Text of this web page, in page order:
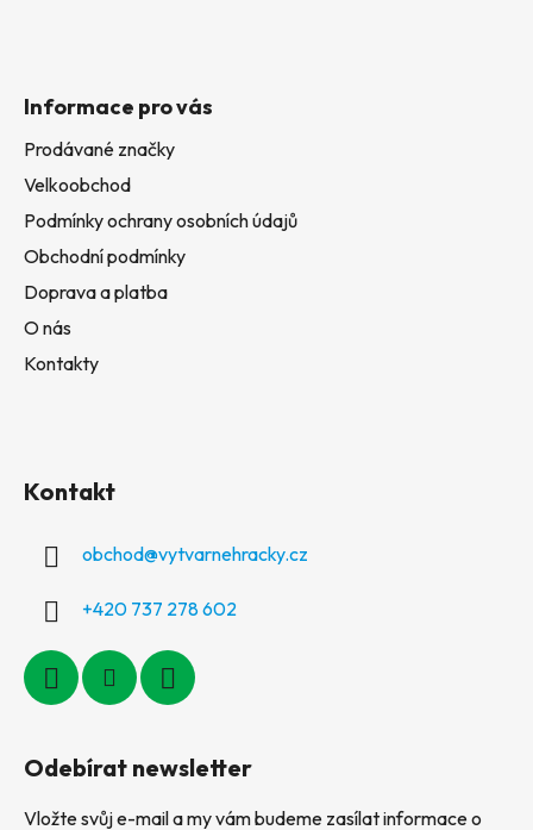
Informace pro vás
Prodávané značky
Velkoobchod
Podmínky ochrany osobních údajů
Obchodní podmínky
Doprava a platba
O nás
Kontakty
Kontakt
obchod@vytvarnehracky.cz
+420 737 278 602
Odebírat newsletter
Vložte svůj e-mail a my vám budeme zasílat informace o